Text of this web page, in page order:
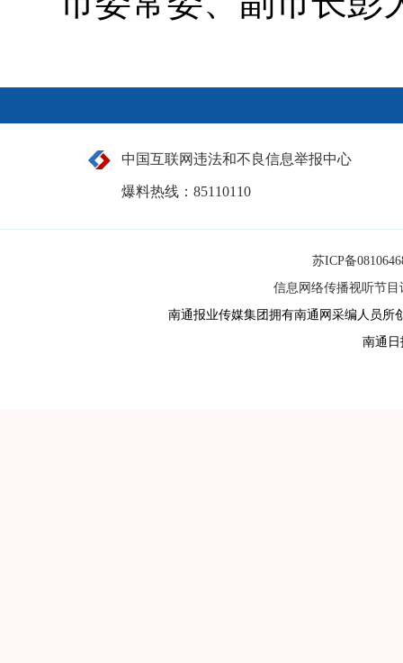
中国互联网违法和不良信息举报中心
爆料热线：85110110
苏ICP备
信息网络传播视听节目
南通报业传媒集团拥有南通网采编人员所
南通日